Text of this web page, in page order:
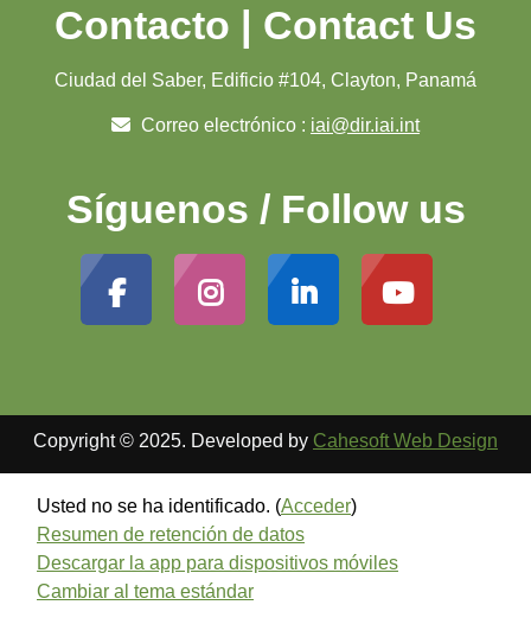
Contacto | Contact Us
Ciudad del Saber, Edificio #104, Clayton, Panamá
Correo electrónico : iai@dir.iai.int
Síguenos / Follow us
Copyright © 2025. Developed by Cahesoft Web Design
Usted no se ha identificado. (Acceder)
Resumen de retención de datos
Descargar la app para dispositivos móviles
Cambiar al tema estándar